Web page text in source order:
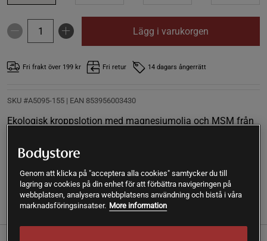
Lägg i varukorgen
Fri frakt över 199 kr Fri retur 14 dagars ångerrätt
SKU #A5095-155 | EAN 853956003430
Ekologisk kroppslotion med magnesiumolja och MSM från
ekologisk jojobaolja, kokosolja och sheasmör.
Information Recensioner(1) Näring & Ingredienser
Genom att klicka på "acceptera alla cookies" samtycker du till
lagring av cookies på din enhet för att förbättra navigeringen på
webbplatsen, analysera webbplatsens användning och bistå i våra
marknadsföringsinsatser. More information